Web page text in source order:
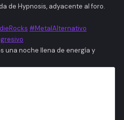
de Hypnosis, adyacente al foro.
#MetalAlternativo
una noche llena de energía y